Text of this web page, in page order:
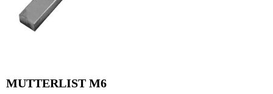
MUTTERLIST M6